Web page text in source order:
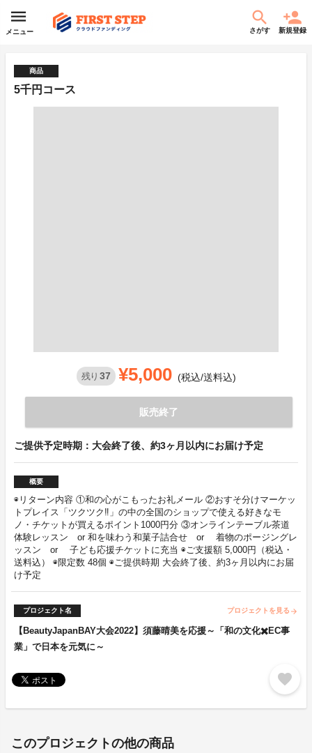
メニュー さがす 新規登録
商品
5千円コース
残り 37 ¥5,000 (税込/送料込)
販売終了
ご提供予定時期：大会終了後、約3ヶ月以内にお届け予定
概要
◉リターン内容 ①和の心がこもったお礼メール ②おすそ分けマーケッ
トプレイス「ツクツク‼」の中の全国のショップで使える好きなモ
ノ・チケットが買えるポイント1000円分 ③オンラインテーブル茶道
体験レッスン or 和を味わう和菓子詰合せ or 着物のポージングレ
ッスン or 子ども応援チケットに充当 ◉ご支援額 5,000円（税込・
送料込） ◉限定数 48個 ◉ご提供時期 大会終了後、約3ヶ月以内にお届
け予定
プロジェクト名 プロジェクトを見る arrow_forward
【BeautyJapanBAY大会2022】須藤晴美を応援～「和の文化✖️EC事
業」で日本を元気に～
favorite
このプロジェクトの他の商品